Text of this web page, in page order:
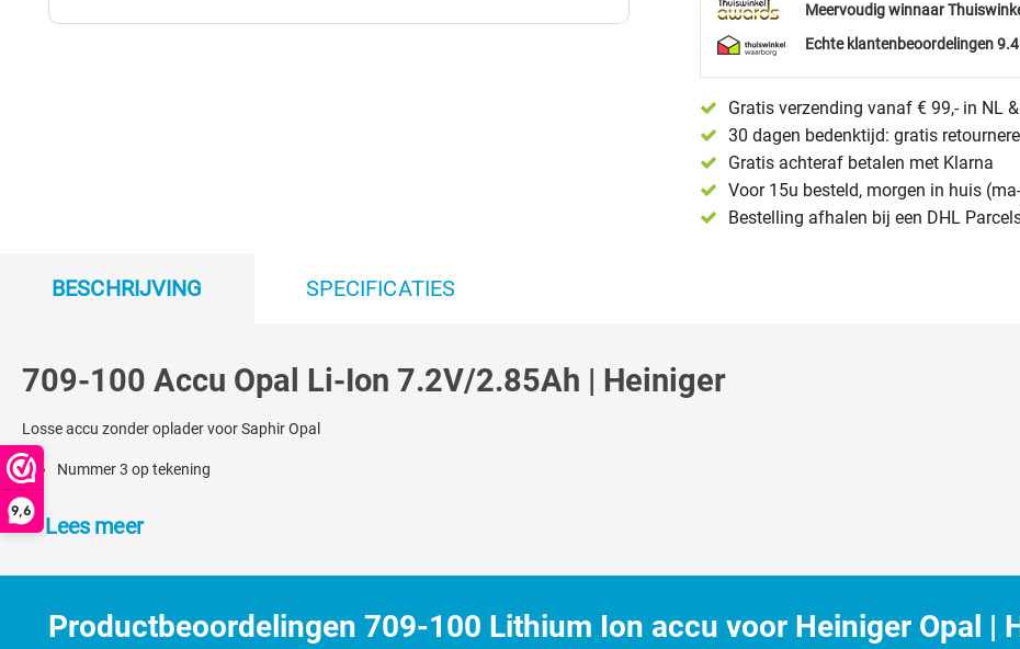
9,6
Meervoudig winnaar
Echte klantenbeoordelingen
Gratis verzending vanaf € 99,- in NL
30 dagen bedenktijd: gratis
Gratis achteraf betalen met Klarna
Voor 15u besteld, morgen in huis
Bestelling afhalen bij een DHL
BESCHRIJVING SPECIFICATIES
709-100 Accu Opal Li-Ion 7.2V/2.85Ah | Heiniger
Losse accu zonder oplader voor Saphir Opal
Nummer 3 op tekening
Lees meer
Productbeoordelingen 709-100 Lithium Ion accu voor Heiniger Opal |